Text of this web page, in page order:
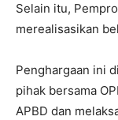
Selain itu,
merealisasikan
Penghargaan ini
pihak bersama
APBD dan